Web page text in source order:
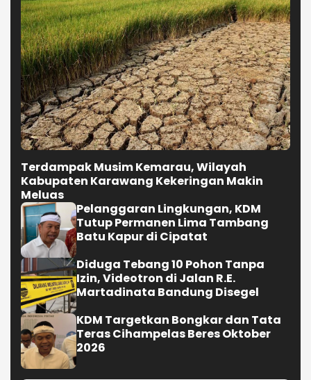
Terdampak Musim Kemarau, Wilayah
Kabupaten Karawang Kekeringan Makin
Meluas
Pelanggaran Lingkungan, KDM
Tutup Permanen Lima Tambang
Batu Kapur di Cipatat
Diduga Tebang 10 Pohon Tanpa
Izin, Videotron di Jalan R.E.
Martadinata Bandung Disegel
KDM Targetkan Bongkar dan Tata
Teras Cihampelas Beres Oktober
2026